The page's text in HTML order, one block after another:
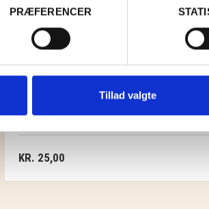
PRÆFERENCER
Tillad valgte
KORT A7 LAKRIDSPIBE
KR. 25,00